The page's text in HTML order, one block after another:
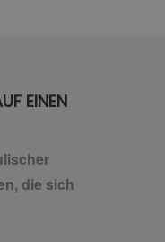
EINEN
die sich